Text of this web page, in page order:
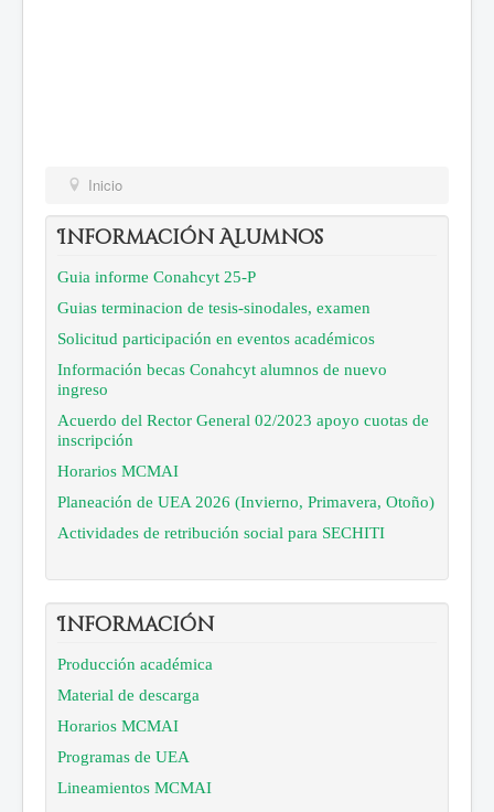
Inicio
Información Alumnos
Guia informe Conahcyt 25-P
Guias terminacion de tesis-sinodales, examen
Solicitud participación en eventos académicos
Información becas Conahcyt alumnos de nuevo
ingreso
Acuerdo del Rector General 02/2023 apoyo cuotas de
inscripción
Horarios MCMAI
Planeación de UEA 2026 (Invierno, Primavera, Otoño)
Actividades de retribución social para SECHITI
Información
Producción académica
Material de descarga
Horarios MCMAI
Programas de UEA
Lineamientos MCMAI